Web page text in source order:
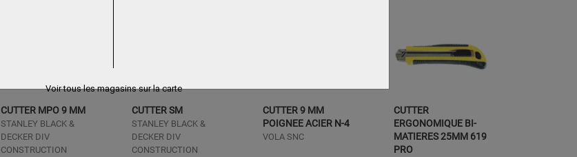
CUTTER MPO 9 MM
STANLEY BLACK &
DECKER DIV
CONSTRUCTION
CUTTER SM
STANLEY BLACK &
DECKER DIV
CONSTRUCTION
CUTTER 9 MM
POIGNEE ACIER N-4
VOLA SNC
CUTTER
ERGONOMIQUE BI-
MATIERES 25MM 619
PRO
Voir tous les magasins sur la carte